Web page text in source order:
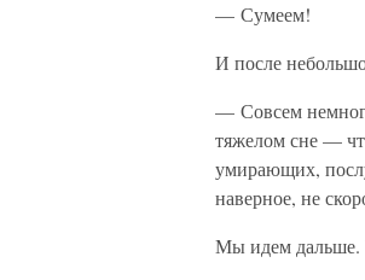
— Сумеем!
И после
— Совсем
тяжелом сне —
умирающих,
наверное, не
Мы идем дальше.